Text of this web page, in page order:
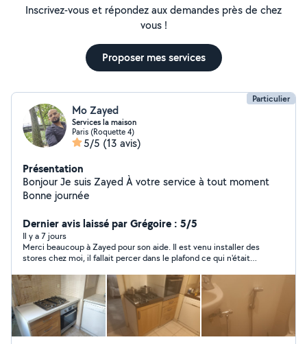
Inscrivez-vous et répondez aux demandes près de chez
vous !
Proposer mes services
Particulier
Mo Zayed
Services la maison
Paris (Roquette 4)
5/5 (13 avis)
Présentation
Bonjour Je suis Zayed À votre service à tout moment
Bonne journée
Dernier avis laissé par Grégoire : 5/5
Il y a 7 jours
Merci beaucoup à Zayed pour son aide. Il est venu installer des
stores chez moi, il fallait percer dans le plafond ce qui n'était
très précis avec le souci du détail et à un super tarif par rapport
à la mission. De plus Zayed était très sympathique. Je
recommande totalement.